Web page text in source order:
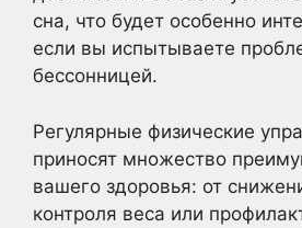
сна, что будет особенно
если вы испытываете
бессонницей.
Регулярные физические
приносят множество
вашего здоровья: от
контроля веса или